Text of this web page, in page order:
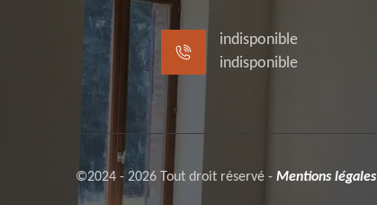
indisponible
indisponible
©2024 - 2026 Tout droit réservé - Mentions légales